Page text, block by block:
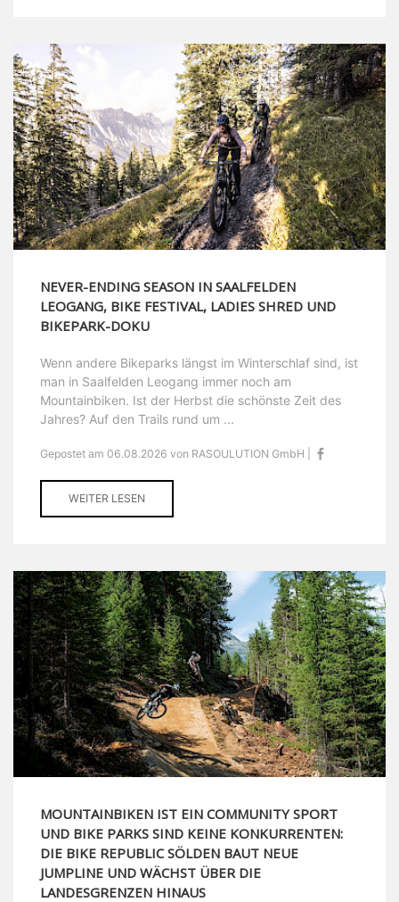
NEVER-ENDING SEASON IN SAALFELDEN
LEOGANG, BIKE FESTIVAL, LADIES SHRED UND
BIKEPARK-DOKU
Wenn andere Bikeparks längst im Winterschlaf sind, ist
man in Saalfelden Leogang immer noch am
Mountainbiken. Ist der Herbst die schönste Zeit des
Jahres? Auf den Trails rund um ...
Gepostet am 06.08.2026 von RASOULUTION GmbH |
WEITER LESEN
MOUNTAINBIKEN IST EIN COMMUNITY SPORT
UND BIKE PARKS SIND KEINE KONKURRENTEN:
DIE BIKE REPUBLIC SÖLDEN BAUT NEUE
JUMPLINE UND WÄCHST ÜBER DIE
LANDESGRENZEN HINAUS